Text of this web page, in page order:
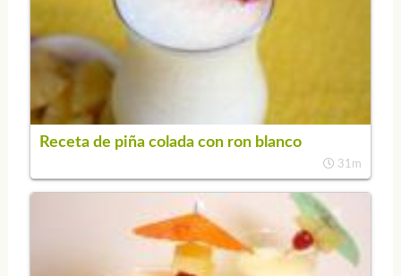
Receta de piña colada con ron blanco
31m